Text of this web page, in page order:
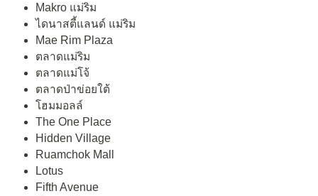
Makro แม่ริม
ไดนาสตี้แลนด์ แม่ริม
Mae Rim Plaza
ตลาดแม่ริม
ตลาดแม่โจ้
ตลาดป่าข่อยใต้
โฮมมอลล์
The One Place
Hidden Village
Ruamchok Mall
Lotus
Fifth Avenue